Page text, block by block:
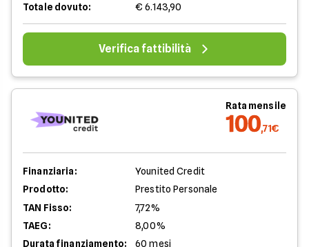
Totale dovuto:
€ 6.143,90
Verifica fattibilità
Rata mensile
100,71€
Finanziaria:
Younited Credit
Prodotto:
Prestito Personale
TAN Fisso:
7,72%
TAEG:
8,00%
Durata finanziamento:
60 mesi